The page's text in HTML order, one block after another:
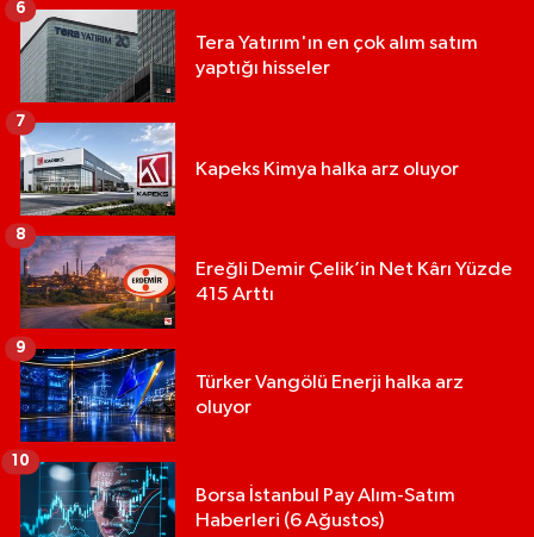
Tera Yatırım'ın en çok alım satım
yaptığı hisseler
6
Kapeks Kimya halka arz oluyor
7
Ereğli Demir Çelik’in Net Kârı Yüzde
415 Arttı
8
Türker Vangölü Enerji halka arz
oluyor
9
Borsa İstanbul Pay Alım-Satım
Haberleri (6 Ağustos)
10